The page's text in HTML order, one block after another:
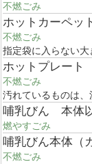
不燃ごみ
ホットカーペッ
不燃ごみ
指定袋に入らない大
ホットプレート
不燃ごみ
汚れているものは、
哺乳びん 本体
燃やすごみ
哺乳びん本体（
不燃ごみ